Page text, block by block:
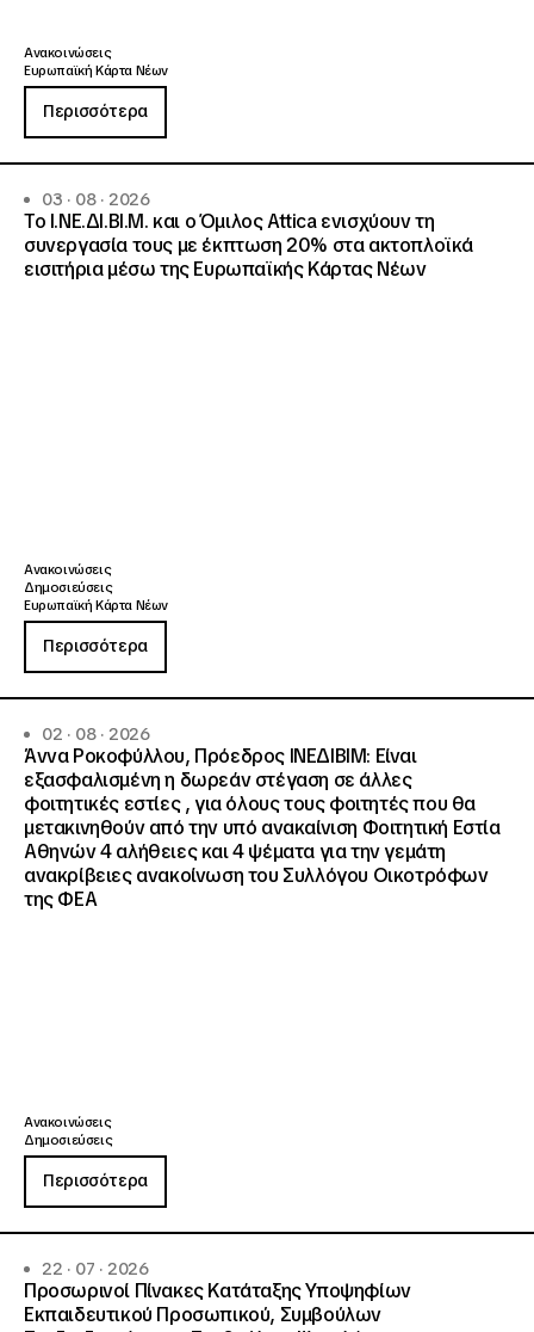
Ανακοινώσεις
Ευρωπαϊκή Κάρτα Νέων
Περισσότερα
03 · 08 · 2026
Το Ι.ΝΕ.ΔΙ.ΒΙ.Μ. και o Όμιλος Attica ενισχύουν τη
συνεργασία τους με έκπτωση 20% στα ακτοπλοϊκά
εισιτήρια μέσω της Ευρωπαϊκής Κάρτας Νέων
Ανακοινώσεις
Δημοσιεύσεις
Ευρωπαϊκή Κάρτα Νέων
Περισσότερα
02 · 08 · 2026
Άννα Ροκοφύλλου, Πρόεδρος ΙΝΕΔΙΒΙΜ: Είναι
εξασφαλισμένη η δωρεάν στέγαση σε άλλες
φοιτητικές εστίες , για όλους τους φοιτητές που θα
μετακινηθούν από την υπό ανακαίνιση Φοιτητική Εστία
Αθηνών 4 αλήθειες και 4 ψέματα για την γεμάτη
ανακρίβειες ανακοίνωση του Συλλόγου Οικοτρόφων
της ΦΕΑ
Ανακοινώσεις
Δημοσιεύσεις
Περισσότερα
22 · 07 · 2026
Προσωρινοί Πίνακες Κατάταξης Υποψηφίων
Εκπαιδευτικού Προσωπικού, Συμβούλων